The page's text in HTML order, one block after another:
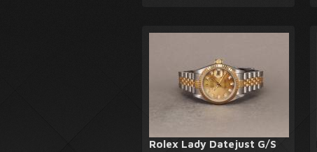
Rolex Lady Datejust G/S